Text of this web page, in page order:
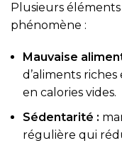
Plusieurs
phénomène :
Mauvaise
d’aliments riches
en calories vides.
Sédentarité :
régulière qui